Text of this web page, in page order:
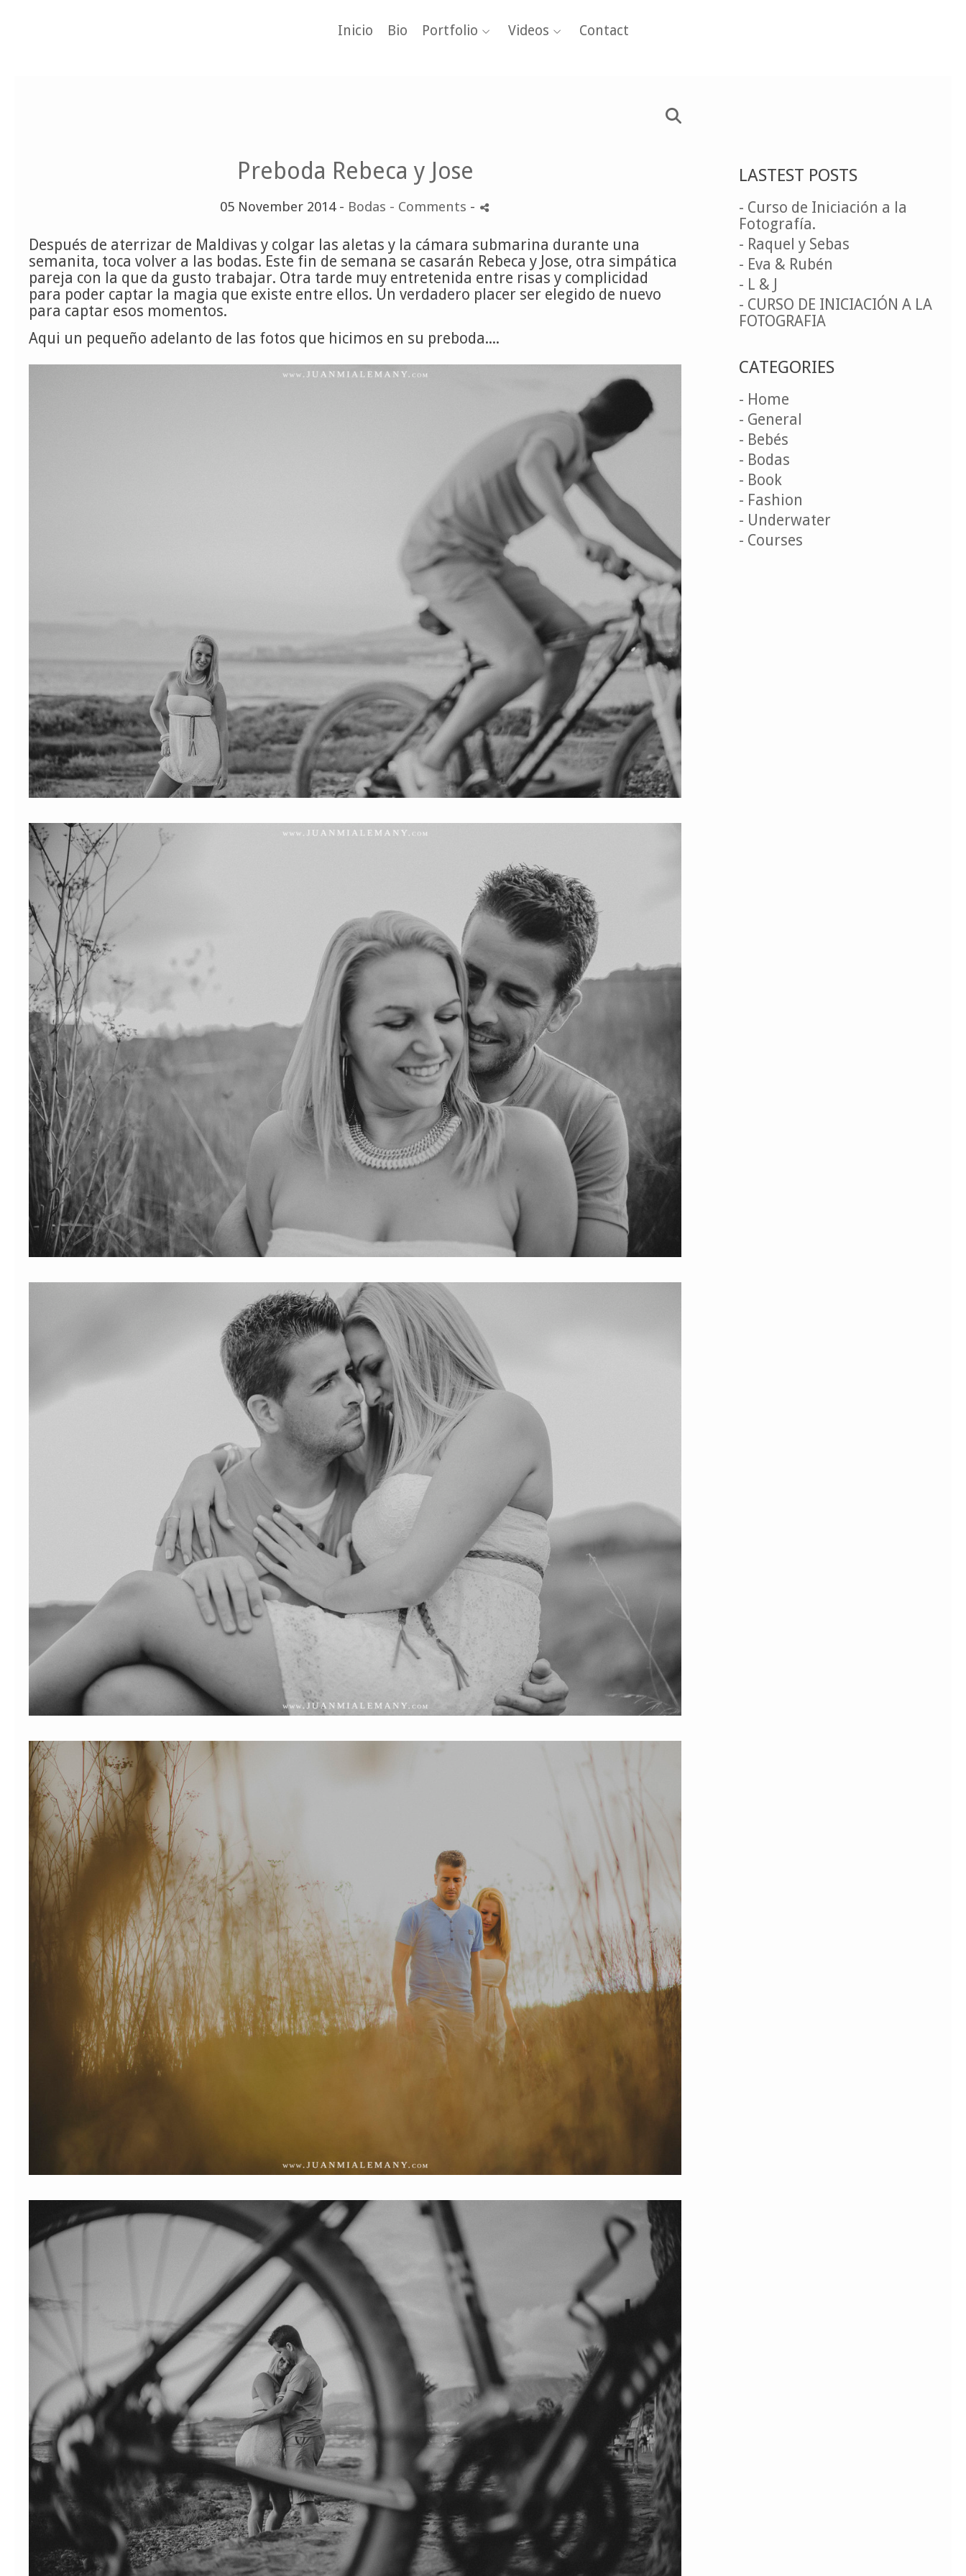
Inicio Bio Portfolio Videos Contact
Preboda Rebeca y Jose
05 November 2014 - Bodas - Comments -
Después de aterrizar de Maldivas y colgar las aletas y la cámara submarina durante una
semanita, toca volver a las bodas. Este fin de semana se casarán Rebeca y Jose, otra simpática
pareja con la que da gusto trabajar. Otra tarde muy entretenida entre risas y complicidad
para poder captar la magia que existe entre ellos. Un verdadero placer ser elegido de nuevo
para captar esos momentos.
Aqui un pequeño adelanto de las fotos que hicimos en su preboda....
LASTEST POSTS
- Curso de Iniciación a la
Fotografía.
- Raquel y Sebas
- Eva & Rubén
- L & J
- CURSO DE INICIACIÓN A LA
FOTOGRAFIA
CATEGORIES
- Home
- General
- Bebés
- Bodas
- Book
- Fashion
- Underwater
- Courses